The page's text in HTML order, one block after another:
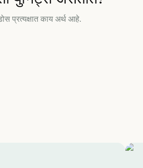
प्रत्यक्षात काय अर्थ आहे.